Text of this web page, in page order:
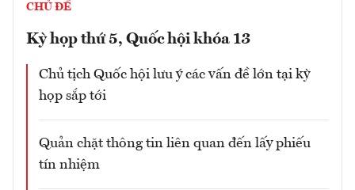
CHỦ ĐỀ
Kỳ họp thứ 5, Quốc hội khóa 13
Chủ tịch Quốc hội lưu ý các vấn đề lớn tại kỳ
họp sắp tới
Quản chặt thông tin liên quan đến lấy phiếu
tín nhiệm